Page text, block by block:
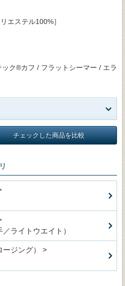
リエステル100%］
ック®カフ / フラットシーマー / エラ
チェックした商品を比較
ライトウエイト）
ージング） >